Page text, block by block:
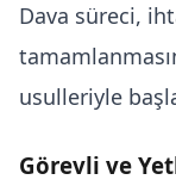
Dava süreci,
usulleriyle
Görevli ve